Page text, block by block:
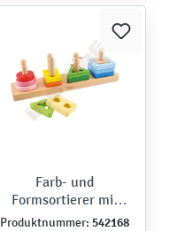
Farb- und
Formsortierer mit
Labyrinth
Produktnummer: 542168